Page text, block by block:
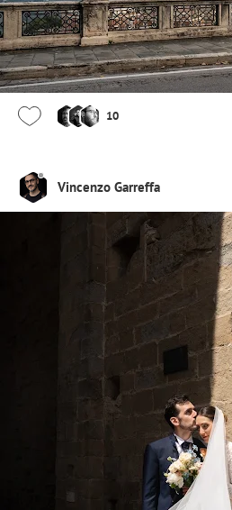
10
Vincenzo Garreffa